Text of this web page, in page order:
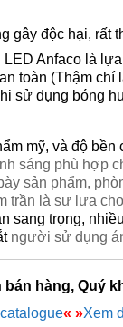
gây độc hại, rất
Anfaco là
toàn (Thậm
sử dụng bóng
mỹ, và độ
sáng phù hợp
sản phẩm,
là sự lựa
sang trọng,
người sử dụng
hàng, Quý
« »Xem